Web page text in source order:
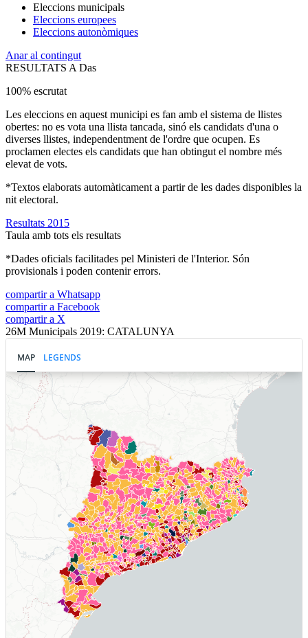
Eleccions municipals
Eleccions europees
Eleccions autonòmiques
Anar al contingut
RESULTATS A Das
100% escrutat
Les eleccions en aquest municipi es fan amb el sistema de llistes
obertes: no es vota una llista tancada, sinó els candidats d'una o
diverses llistes, independentment de l'ordre que ocupen. Es
proclamen electes els candidats que han obtingut el nombre més
elevat de vots.
*Textos elaborats automàticament a partir de les dades disponibles la
nit electoral.
Resultats 2015
Taula amb tots els resultats
*Dades oficials facilitades pel Ministeri de l'Interior. Són
provisionals i poden contenir errors.
compartir a Whatsapp
compartir a Facebook
compartir a X
26M Municipals 2019: CATALUNYA